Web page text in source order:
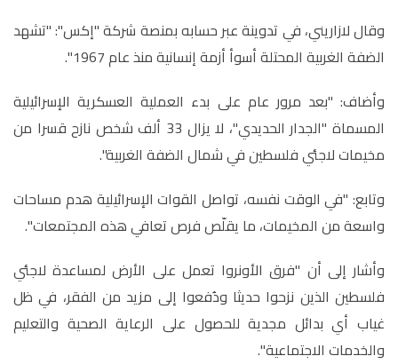
وقال لازاريني، في تدوينة عبر حسابه بمنصة شركة "إكس": "تشهد
الضفة الغربية المحتلة أسوأ أزمة إنسانية منذ عام 1967"
.
وأضاف: "بعد مرور عام على بدء العملية العسكرية الإسرائيلية
المسماة "الجدار الحديدي"، لا يزال 33 ألف شخص نازح قسرا من
مخيمات لاجئي فلسطين في شمال الضفة الغربية".
وتابع: "في الوقت نفسه، تواصل القوات الإسرائيلية هدم مساحات
واسعة من المخيمات، ما يقلّص فرص تعافي هذه المجتمعات".
وأشار إلى أن "فرق الأونروا تعمل على الأرض لمساعدة لاجئي
فلسطين الذين نزحوا حديثا ودُفعوا إلى مزيد من الفقر، في ظل
غياب أي بدائل مجدية للحصول على الرعاية الصحية والتعليم
والخدمات الاجتماعية".